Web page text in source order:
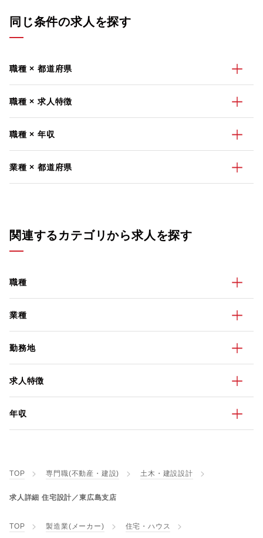
同じ条件の求人を探す
職種 × 都道府県
職種 × 求人特徴
職種 × 年収
業種 × 都道府県
関連するカテゴリから求人を探す
職種
業種
勤務地
求人特徴
年収
TOP 専門職(不動産・建設) 土木・建設設計
求人詳細 住宅設計／東広島支店
TOP 製造業(メーカー) 住宅・ハウス